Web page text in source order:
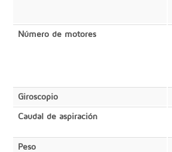
Número de motores
Giroscopio
Caudal de aspiración
Peso